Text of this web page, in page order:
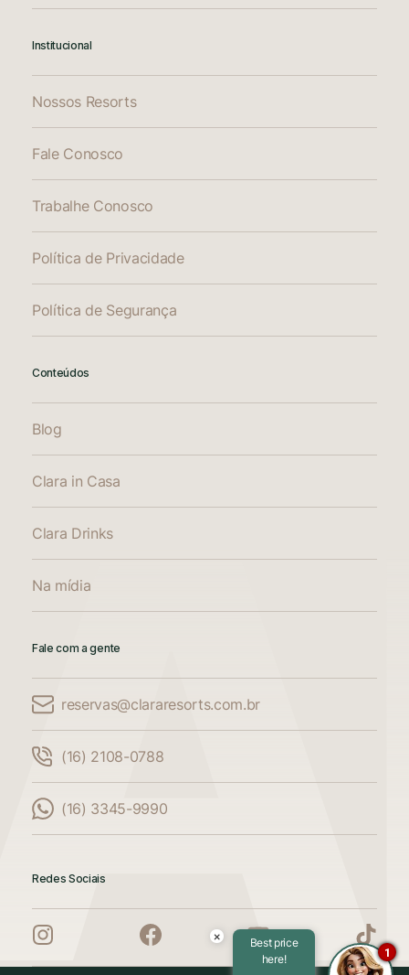
Institucional
Nossos Resorts
Fale Conosco
Trabalhe Conosco
Política de Privacidade
Política de Segurança
Conteúdos
Blog
Clara in Casa
Clara Drinks
Na mídia
Fale com a gente
reservas@clararesorts.com.br
(16) 2108-0788
(16) 3345-9990
Redes Sociais
Compare até 3 acomodações
comparar
comparar
×
Best price
here!
1